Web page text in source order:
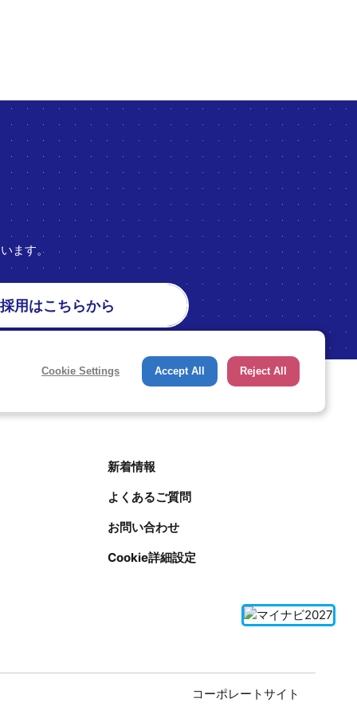
ます。
用はこちらから
新着情報
よくあるご質問
お問い合わせ
Cookie詳細設定
コーポレートサイト
Cookie Settings Reject All
Accept All